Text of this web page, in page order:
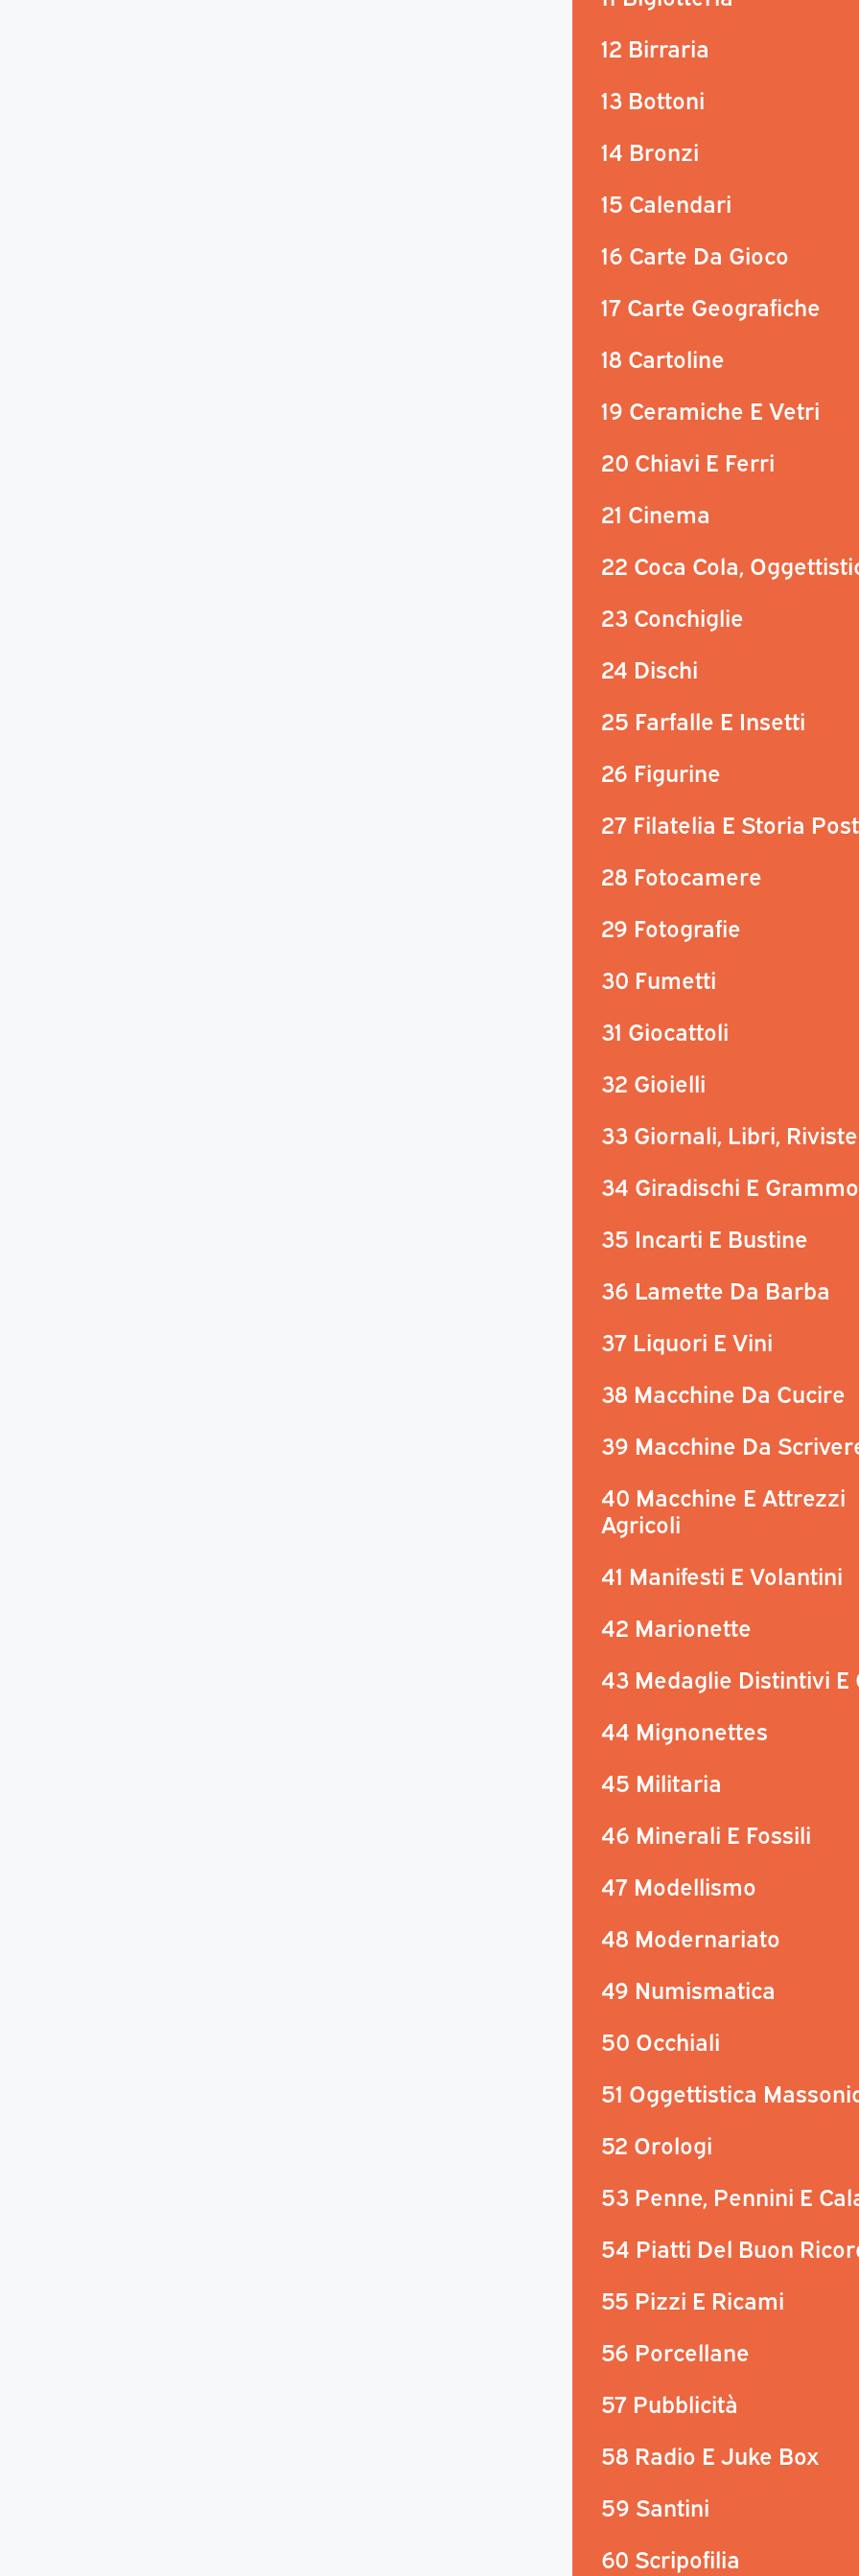
12 Birraria
13 Bottoni
14 Bronzi
15 Calendari
16 Carte Da Gioco
17 Carte Geografiche
18 Cartoline
19 Ceramiche E Vetri
20 Chiavi E Ferri
21 Cinema
22 Coca Cola,
23 Conchiglie
24 Dischi
25 Farfalle E Insetti
26 Figurine
27 Filatelia E Storia
28 Fotocamere
29 Fotografie
30 Fumetti
31 Giocattoli
32 Gioielli
33 Giornali, Libri, Riviste
34 Giradischi E
35 Incarti E Bustine
36 Lamette Da Barba
37 Liquori E Vini
38 Macchine Da Cucire
39 Macchine Da
40 Macchine E Attrezzi
Agricoli
41 Manifesti E Volantini
42 Marionette
43 Medaglie Distintivi E
44 Mignonettes
45 Militaria
46 Minerali E Fossili
47 Modellismo
48 Modernariato
49 Numismatica
50 Occhiali
51 Oggettistica
52 Orologi
53 Penne, Pennini E
54 Piatti Del Buon
55 Pizzi E Ricami
56 Porcellane
57 Pubblicità
58 Radio E Juke Box
59 Santini
60 Scripofilia